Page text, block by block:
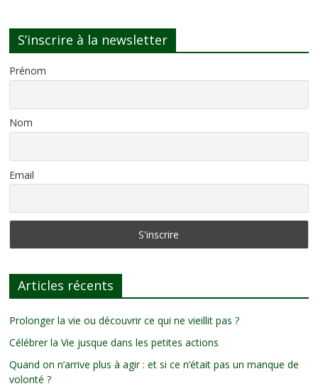
S’inscrire à la newsletter
Prénom
Nom
Email
Articles récents
Prolonger la vie ou découvrir ce qui ne vieillit pas ?
Célébrer la Vie jusque dans les petites actions
Quand on n’arrive plus à agir : et si ce n’était pas un manque de
volonté ?